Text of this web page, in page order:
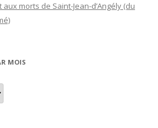
morts de Saint-Jean-d’Angély (du
MOIS